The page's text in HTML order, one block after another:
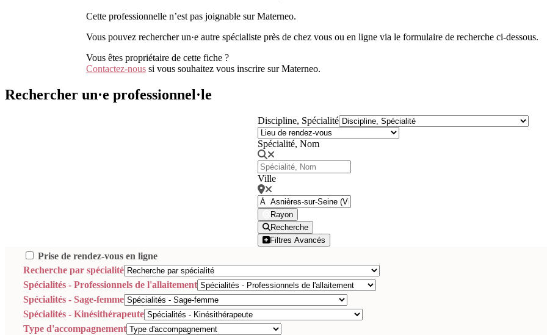
Cette professionnelle n’est pas joignable sur Materneo.
Vous pouvez rechercher un·e autre spécialiste près de chez vous ou en ligne via le formulaire de recherche ci-dessous.
Vous êtes propriétaire de cette fiche ?
Contactez-nous si vous souhaitez vous inscrire sur Materneo.
Rechercher un·e professionnel·le
Discipline, Spécialité
Spécialité, Nom
Ville
Rayon
Recherche
Filtres Avancés
Prise de rendez-vous en ligne
Recherche par spécialité
Spécialités - Professionnels de l'allaitement
Spécialités - Sage-femme
Spécialités - Kinésithérapeute
Type d'accompagnement